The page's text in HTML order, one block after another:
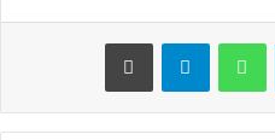
ماسنجر واتساب تيلقرام طباعة